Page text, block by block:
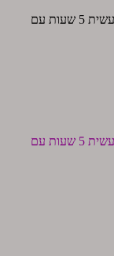
מבנה הבחינה: עיונית 3.5 שעות עם חומר פתוח, מעשית 5 שעות עם
מבנה הבחינה: עיונית 3.5 שעות עם חומר פתוח, מעשית 5 שעות עם